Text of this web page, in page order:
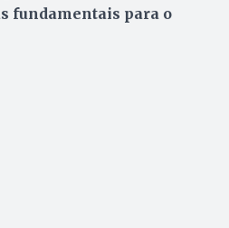
fundamentais para o